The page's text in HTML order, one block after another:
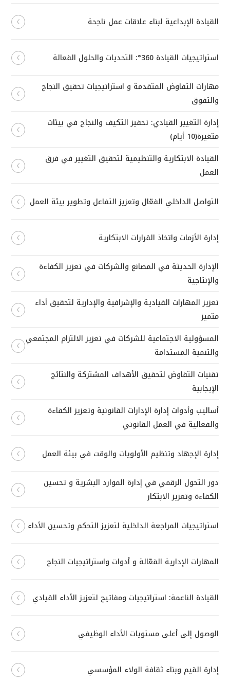
القيادة الإبداعية لبناء علاقات عمل ناجحة
استراتيجيات القيادة 360°: التحديات والحلول الفعالة
مهارات التفاوض المتقدمة و استراتيجيات تحقيق النجاح
والتفوق
إدارة التغيير القيادي: تحفيز التكيف والنجاح في بيئات
متغيرة(10 أيام)
القيادة الابتكارية والتنظيمية لتحقيق التغيير في فرق
العمل
التواصل الداخلي الفعّال وتعزيز التفاعل وتطوير بيئة العمل
إدارة الأزمات واتخاذ القرارات الابتكارية
الإدارة الحديثة في المصانع والشركات في تعزيز الكفاءة
والإنتاجية
تعزيز المهارات القيادية والإشرافية والإدارية لتحقيق أداء
متميز
المسؤولية الاجتماعية للشركات في تعزيز الالتزام المجتمعي
والتنمية المستدامة
تقنيات التفاوض لتحقيق الأهداف المشتركة والنتائج
الإيجابية
أساليب وأدوات إدارة الإدارات القانونية وتعزيز الكفاءة
والفعالية في العمل القانوني
إدارة الإجهاد وتنظيم الأولويات والوقت في بيئة العمل
دور التحول الرقمي في إدارة الموارد البشرية و تحسين
الكفاءة وتعزيز الابتكار
استراتيجيات المراجعة الداخلية لتعزيز التحكم وتحسين الأداء
المهارات الإدارية الفعّالة و أدوات واستراتيجيات النجاح
القيادة الناعمة: استراتيجيات ومفاتيح لتعزيز الأداء القيادي
الوصول إلى أعلى مستويات الأداء الوظيفي
إدارة القيم وبناء ثقافة الولاء المؤسسي